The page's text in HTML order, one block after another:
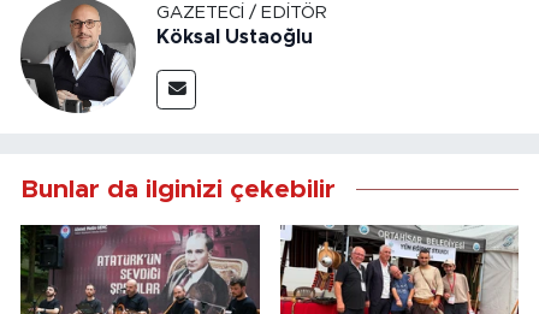
GAZETECI / EDITÖR
Köksal Ustaoğlu
Bunlar da ilginizi çekebilir